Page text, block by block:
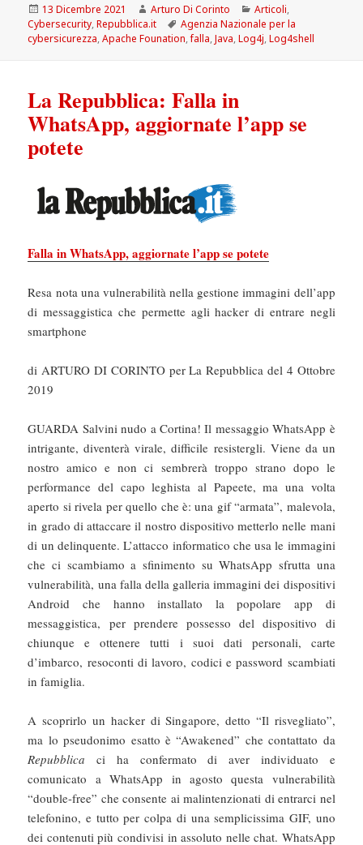
Scritto
il
13 Dicembre 2021 Autore
Arturo Di Corinto Categorie
Articoli,
Cybersecurity,Repubblica.it Tag
Agenzia Nazionale per la
cybersicurezza,Apache Founation,falla,Java,Log4j,Log4shell
La Repubblica: Falla in
WhatsApp, aggiornate l’app se
potete
Falla in WhatsApp, aggiornate l’app se potete
Resa nota una vulnerabilità nella gestione immagini dell’app
di messaggistica che permette agli hacker di entrare negli
smartphone
di ARTURO DI CORINTO per La Repubblica del 4 Ottobre
2019
GUARDA Salvini nudo a Cortina! Il messaggio WhatsApp è
intrigante, diventerà virale, difficile resistergli. Viene da un
nostro amico e non ci sembrerà troppo strano dopo le
performance del capo leghista al Papeete, ma una volta
aperto si rivela per quello che è: una gif “armata”, malevola,
in grado di attaccare il nostro dispositivo metterlo nelle mani
di un delinquente. L’attacco informatico che usa le immagini
che ci scambiamo a sfinimento su WhatsApp sfrutta una
vulnerabilità, una falla della galleria immagini dei dispositivi
Android che hanno installato la popolare app di
messaggistica, per prendere possesso del dispositivo di
chiunque e ottenere tutti i suoi dati personali, carte
d’imbarco, resoconti di lavoro, codici e password scambiati
in famiglia.
A scoprirlo un hacker di Singapore, detto “Il risvegliato”,
ma lo pseudonimo esatto è “Awakened” che contattato da
Repubblica ci ha confermato di aver individuato e
comunicato a WhatsApp in agosto questa vulnerabilità
“double-free” che consente ai malintenzionati di entrarci nel
telefonino, e tutto per colpa di una semplicissima GIF, uno
dei contenuti più condivisi in assoluto nelle chat. WhatsApp